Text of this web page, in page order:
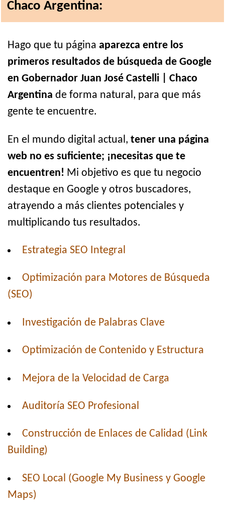
Chaco Argentina:
Hago que tu página aparezca entre los
primeros resultados de búsqueda de Google
en Gobernador Juan José Castelli | Chaco
Argentina de forma natural, para que más
gente te encuentre.
En el mundo digital actual, tener una página
web no es suficiente; ¡necesitas que te
encuentren! Mi objetivo es que tu negocio
destaque en Google y otros buscadores,
atrayendo a más clientes potenciales y
multiplicando tus resultados.
Estrategia SEO Integral
Optimización para Motores de Búsqueda
(SEO)
Investigación de Palabras Clave
Optimización de Contenido y Estructura
Mejora de la Velocidad de Carga
Auditoría SEO Profesional
Construcción de Enlaces de Calidad (Link
Building)
SEO Local (Google My Business y Google
Maps)